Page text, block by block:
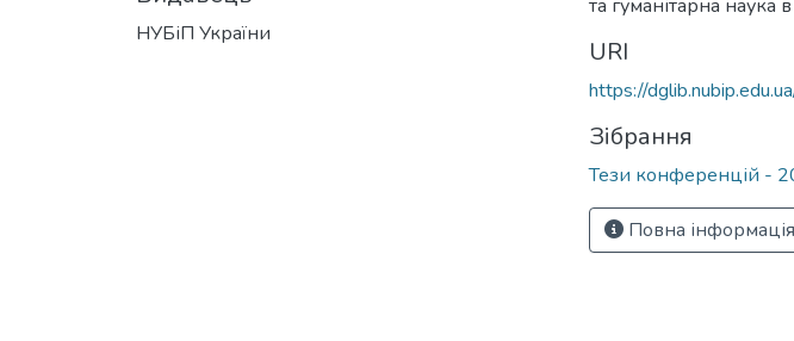
НУБіП України
та гуманітарна
URI
https://
Зібрання
Тези конференцій -
Повна